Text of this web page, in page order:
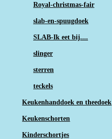
Royal-christmas-fair
slab-en-spuugdoek
SLAB-Ik eet bij....
slinger
sterren
teckels
Keukenhanddoek en theedoek
Keukenschorten
Kinderschortjes